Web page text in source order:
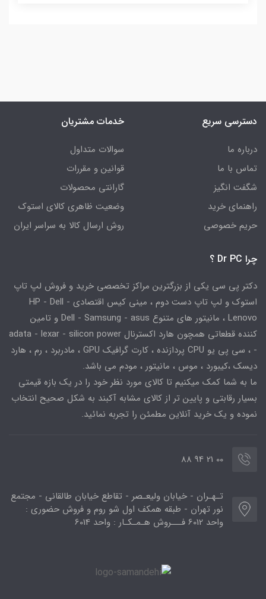
دسترسی سریع
درباره ما
تماس با ما
شگفت انگیز
راهنمای خرید
حریم خصوصی
خدمات مشتریان
سوالات متداول
قوانین و مقررات
گارانتی محصولات
وضعیت ظاهری کالای استوک
روش ارسال کالا به سراسر ایران
چرا Dr PC ؟
دکتر پی سی یکی از بزرگترین مراکز تخصصی خرید و فروش لپ تاپ
استوک و لپ تاپ دست دوم ، مینی کیس اقتصادی HP - Dell -
Lenovo ، مانیتور های متنوع Dell - Samsung - asus و تامین
کننده قطعاتی همچون هارد اکسترنال adata - lexar - silicon power
- ، سی پی یو CPU پردازنده ، کارت گرافیک GPU ، مادربرد ، رم ، هارد
دیسک ،کیبورد ، موس ، مانیتور ، مودم می باشد.
ما به شما کمک میکنیم تا کالای مورد نظر خود را در یک بازه قیمتی
بسیار رقابتی و پایین تر از کالای مشابه آکبند به شکل صحیح انتخاب
نموده و یک خرید آنلاین مطمئن را تجربه نمائید.
00 21 94 88
تـهـران - خیابان ولیعـصر - تقاطع خیابان طالقانی - مجتمع
نور تهران - طبقه همکف اول شو روم و فروش حضوری :
واحد 6012 فـــروش هـمـکـار : واحد 6014